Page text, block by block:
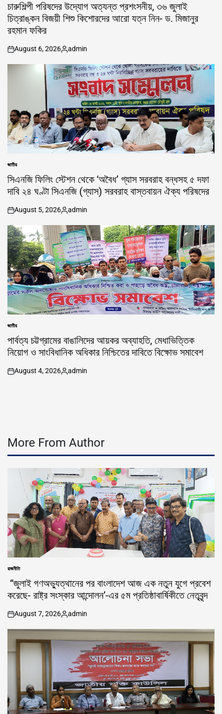
চারুশিল্পী পরিষদের উদ্যোগ অত্যন্ত প্রশংসনীয়, ৩৬ জুলাই
চিত্রাঙ্কন বিজয়ী শিশু কিশোরদের আরো যত্ন নিন- ড. মিজানুর
রহমান ফকির
on
August 6, 2026
Posted
by
admin
POSTED
IN
জাতীয়
সিএনজি ফিলিং স্টেশন থেকে ‘অবৈধ’ গ্যাস সরবরাহ বন্ধসহ ৫ দফা
দাবি ২৪ ঘণ্টা সিএনজি (গ্যাস) সরবরাহ বাস্তবায়ন ঐক্য পরিষদের
on
August 5, 2026
Posted
by
admin
POSTED
জাতীয়
পার্বত্য চট্টগ্রামের বাঙালিদের আয়কর অব্যাহতি, মেধাভিত্তিক
নিয়োগ ও সাংবিধানিক অধিকার নিশ্চিতের দাবিতে বিক্ষোভ সমাবেশ
on
August 4, 2026
Posted
admin
More From Author
POSTED
IN
রাজনীতি
“জুলাই গণঅভ্যুত্থানের পর বাংলাদেশ আজ এক নতুন যুগে প্রবেশ
করেছে- রাষ্ট্র সংস্কার আন্দোলন’-এর ৫ম প্রতিষ্ঠাবার্ষিকীতে নেতৃবৃন্দ
on
August 7, 2026
Posted
by
admin